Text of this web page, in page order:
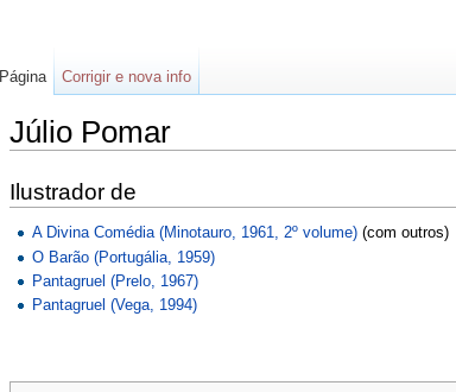
Júlio Pomar
Ilustrador de
A Divina Comédia (Minotauro, 1961, 2º volume) (com outros)
O Barão (Portugália, 1959)
Pantagruel (Prelo, 1967)
Pantagruel (Vega, 1994)
Página Corrigir e nova info